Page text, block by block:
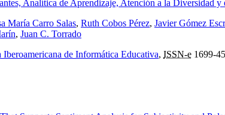
Analítica de Aprendizaje, Atención a la Diversidad y
María Carro Salas, Ruth Cobos Pérez, Javier Gómez
, Juan C. Torrado
de Informática Educativa, ISSN-e 1699-